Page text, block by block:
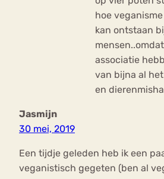
hoe
kan ontstaan
associatie
van bijna al
en
Jasmijn
30 mei, 2019
Een tijdje geleden heb ik een
veganistisch gegeten (ben al